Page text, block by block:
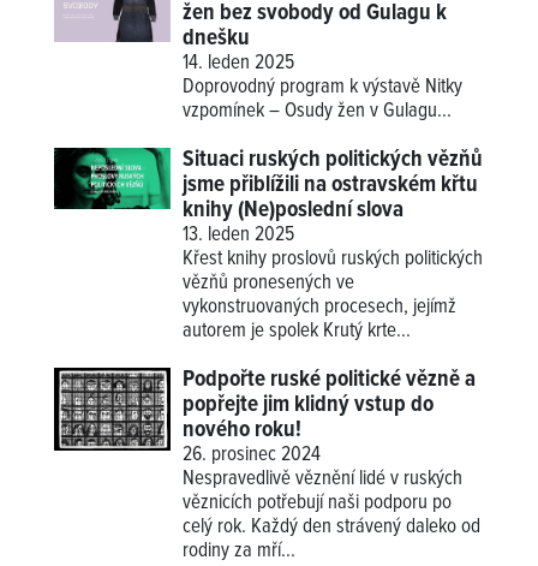
žen bez svobody od Gulagu k
dnešku
14. leden 2025
Doprovodný program k výstavě Nitky
vzpomínek – Osudy žen v Gulagu...
Situaci ruských politických vězňů
jsme přiblížili na ostravském křtu
knihy (Ne)poslední slova
13. leden 2025
Křest knihy proslovů ruských politických
vězňů pronesených ve
vykonstruovaných procesech, jejímž
autorem je spolek Krutý krte...
Podpořte ruské politické vězně a
popřejte jim klidný vstup do
nového roku!
26. prosinec 2024
Nespravedlivě věznění lidé v ruských
věznicích potřebují naši podporu po
celý rok. Každý den strávený daleko od
rodiny za mří...